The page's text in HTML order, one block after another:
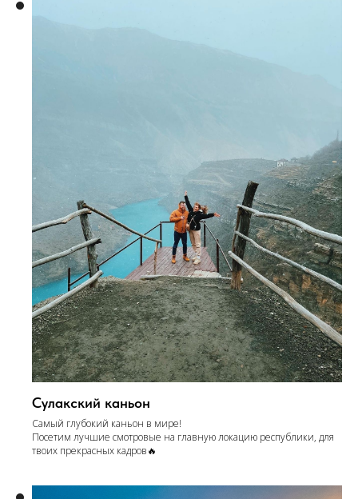
Сулакский каньон
Самый глубокий каньон в мире!
Посетим лучшие смотровые на главную локацию республики, для
твоих прекрасных кадров🔥